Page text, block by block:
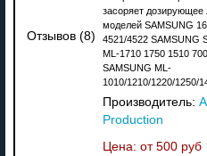
Отзывов (8)
засоряет дозирующее
моделей SAMSUNG
4521/4522 SAMSUNG
ML-1710 1750 1510
SAMSUNG ML-
1010/1210/1220/1250/
Производитель:
Production
Цена: от 500 руб